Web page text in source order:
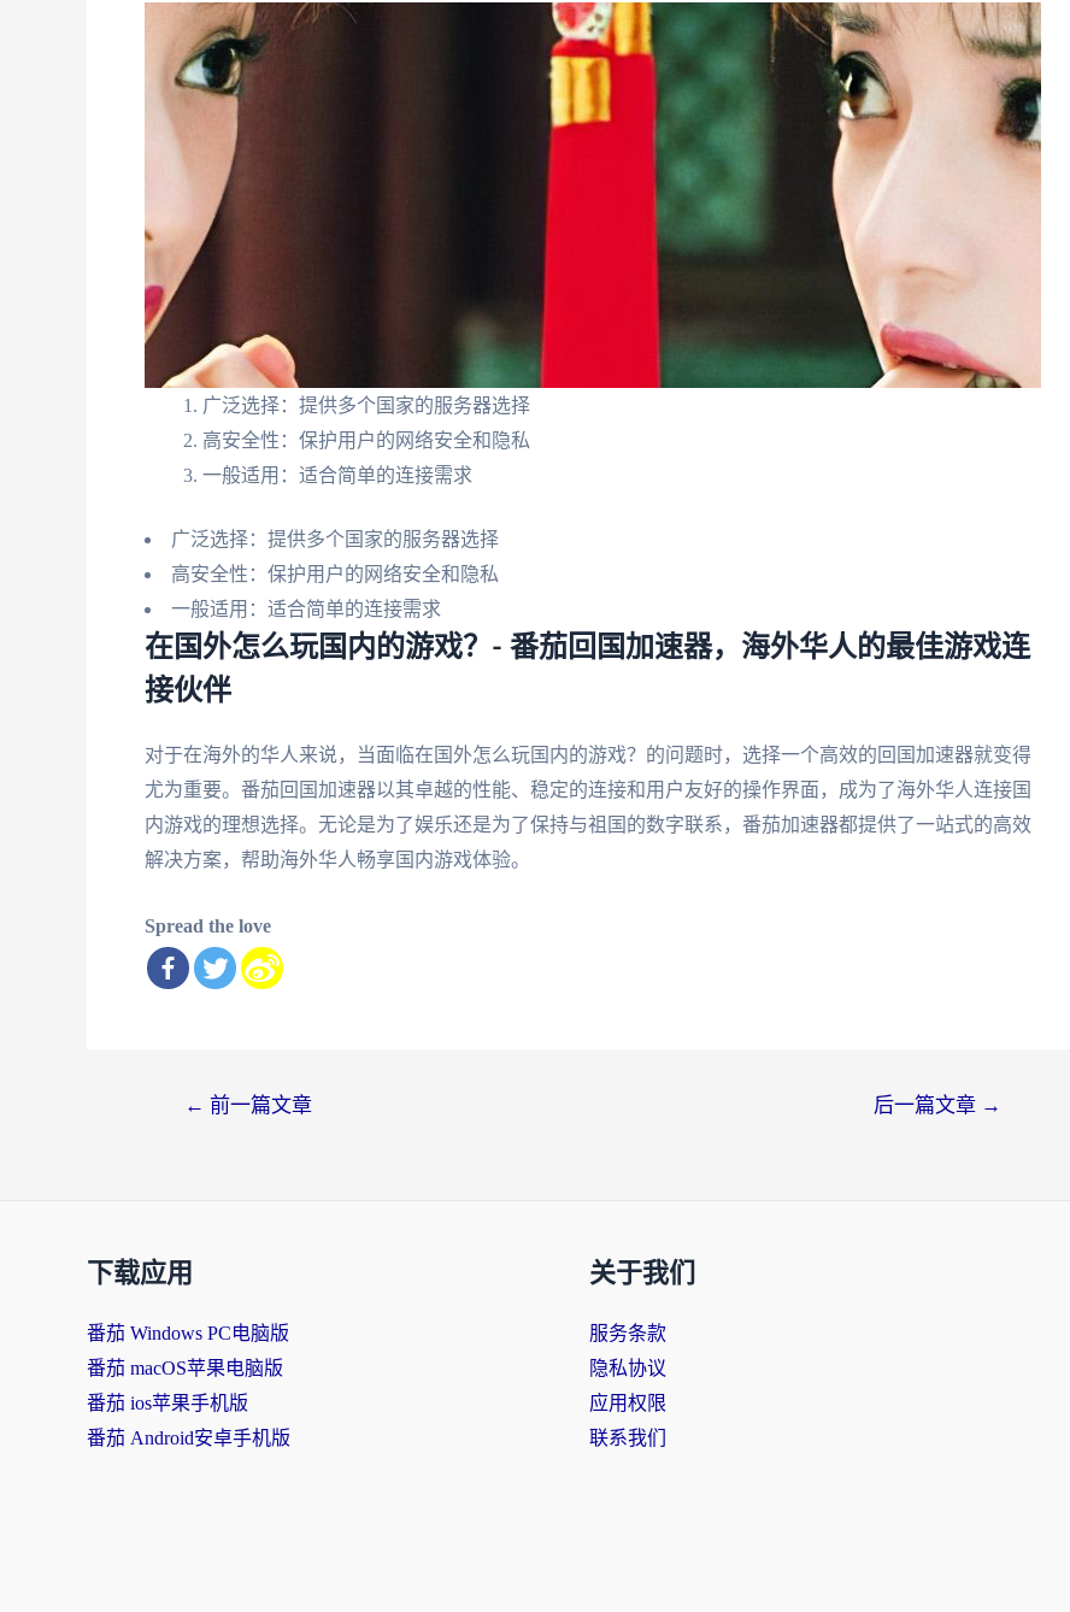
广泛选择：提供多个国家的服务器选择
高安全性：保护用户的网络安全和隐私
一般适用：适合简单的连接需求
广泛选择：提供多个国家的服务器选择
高安全性：保护用户的网络安全和隐私
一般适用：适合简单的连接需求
在国外怎么玩国内的游戏？- 番茄回国加速器，海外华人的最佳游戏连
接伙伴
对于在海外的华人来说，当面临在国外怎么玩国内的游戏？的问题时，选择一个高效的回国加速器就变得
尤为重要。番茄回国加速器以其卓越的性能、稳定的连接和用户友好的操作界面，成为了海外华人连接国
内游戏的理想选择。无论是为了娱乐还是为了保持与祖国的数字联系，番茄加速器都提供了一站式的高效
解决方案，帮助海外华人畅享国内游戏体验。
Spread the love
← 前一篇文章 后一篇文章 →
下载应用
番茄 Windows PC电脑版
番茄 macOS苹果电脑版
番茄 ios苹果手机版
番茄 Android安卓手机版
关于我们
服务条款
隐私协议
应用权限
联系我们